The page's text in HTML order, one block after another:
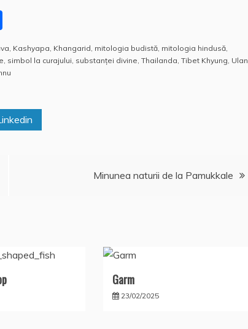
a
rt
aj
a
z
, Kashyapa, Khangarid, mitologia budistă, mitologia hindusă,
, simbol la curajului, substanței divine, Thailanda, Tibet Khyung, Ulan
Minunea naturii de la Pamukkale
Garm
23/02/2025